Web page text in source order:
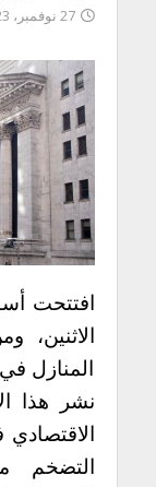
27 نوفمبر، 2023
افتتحت
المنازل
نشر هذا
التضخم